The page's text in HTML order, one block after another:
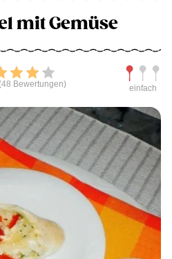
mit Gemüse
Bewerten
Bewertungen) einfach